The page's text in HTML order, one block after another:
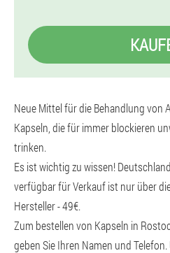
Neue Mittel für die Behandlung von
Kapseln, die für immer blockieren
trinken.
Es ist wichtig zu wissen!
verfügbar für Verkauf ist nur über
Hersteller - 49€.
Zum bestellen von Kapseln in
geben Sie Ihren Namen und